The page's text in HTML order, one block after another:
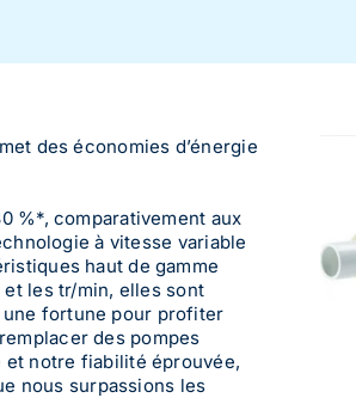
des économies d’énergie
%*, comparativement aux
à vitesse variable
haut de gamme
les tr/min, elles sont
une fortune pour profiter
des pompes
et notre fiabilité éprouvée,
nous surpassions les